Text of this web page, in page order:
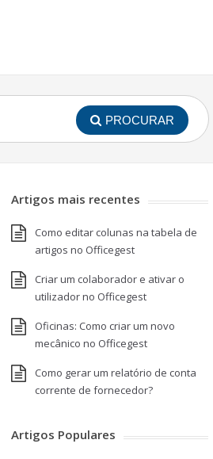
PROCURAR
Artigos mais recentes
Como editar colunas na tabela de
artigos no Officegest
Criar um colaborador e ativar o
utilizador no Officegest
Oficinas: Como criar um novo
mecânico no Officegest
Como gerar um relatório de conta
corrente de fornecedor?
Artigos Populares